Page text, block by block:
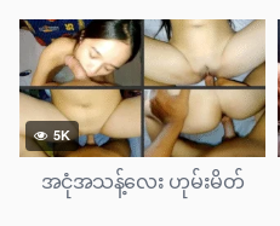
5K
အငုံအသန့်လေး ဟုမ်းမိတ်